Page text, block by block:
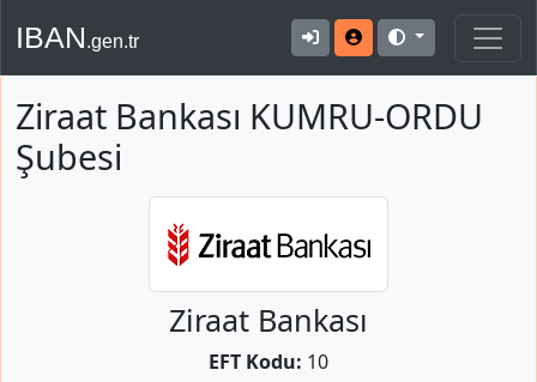
IBAN.gen.tr
Ziraat Bankası KUMRU-ORDU
Şubesi
Ziraat Bankası
EFT Kodu: 10